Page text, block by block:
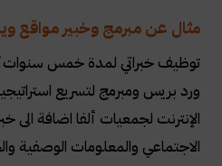
مثال عن مبرمج وخبير مواقع
توظيف خبراتي لمدة خمس سنوات
ورد بريس ومبرمج لتسريع
الإنترنت لجمعيات ألفا اضافة الى
الاجتماعي والمعلومات الوصفية